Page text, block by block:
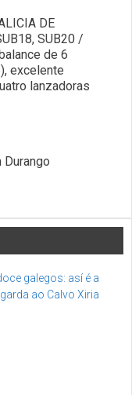
DE
SUB20 /
de 6
excelente
lanzadoras
galegos: así é a
ao Calvo Xiria